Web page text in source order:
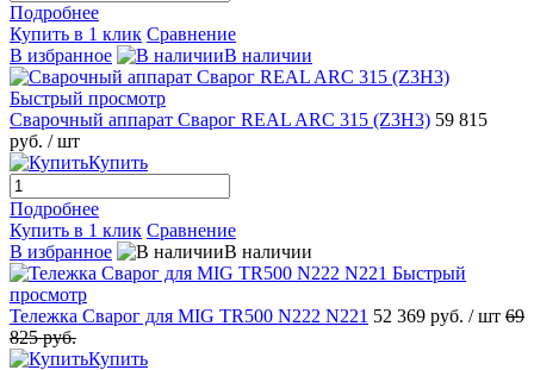
Подробнее
Купить в 1 клик Сравнение
В избранное
В наличии
Быстрый просмотр
Сварочный аппарат Сварог REAL ARC 315 (Z3H3) 59 815
руб. / шт
Купить
Подробнее
Купить в 1 клик Сравнение
В избранное
В наличии
Быстрый
просмотр
Тележка Сварог для MIG TR500 N222 N221 52 369 руб. / шт 69
825 руб.
Купить